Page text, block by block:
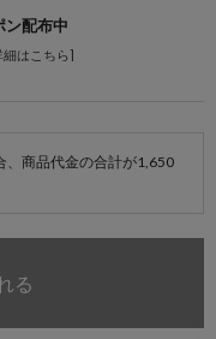
ン配布中
はこちら]
、商品代金の合計が1,650